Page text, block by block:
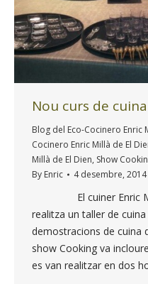
Nou curs de
Blog del Eco-Cocinero Enric
Cocinero Enric Millà de El
Millà de El Dien, Show
By Enric 4 desembre, 2014
El cuiner Enric
realitza un taller de
demostracions de cuina
show Cooking va
es van realitzar en dos